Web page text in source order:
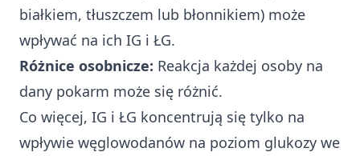
białkiem, tłuszczem lub błonnikiem) może
wpływać na ich IG i ŁG.
Różnice osobnicze: Reakcja każdej osoby na
dany pokarm może się różnić.
Co więcej, IG i ŁG koncentrują się tylko na
wpływie węglowodanów na poziom glukozy we